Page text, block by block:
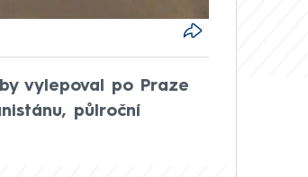
vylepoval po Praze
půlroční